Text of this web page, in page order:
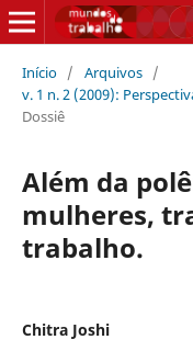
Início / Arquivos /
v. 1 n. 2 (2009):
Dossiê
Além da
mulheres,
trabalho.
Chitra Joshi